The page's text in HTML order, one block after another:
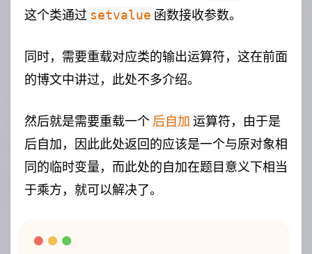
这个类通过 setvalue 函数接收参数。
同时，需要重载对应类的输出运算符，这在前面
的博文中讲过，此处不多介绍。
然后就是需要重载一个 后自加 运算符，由于是
后自加，因此此处返回的应该是一个与原对象相
同的临时变量，而此处的自加在题目意义下相当
于乘方，就可以解决了。